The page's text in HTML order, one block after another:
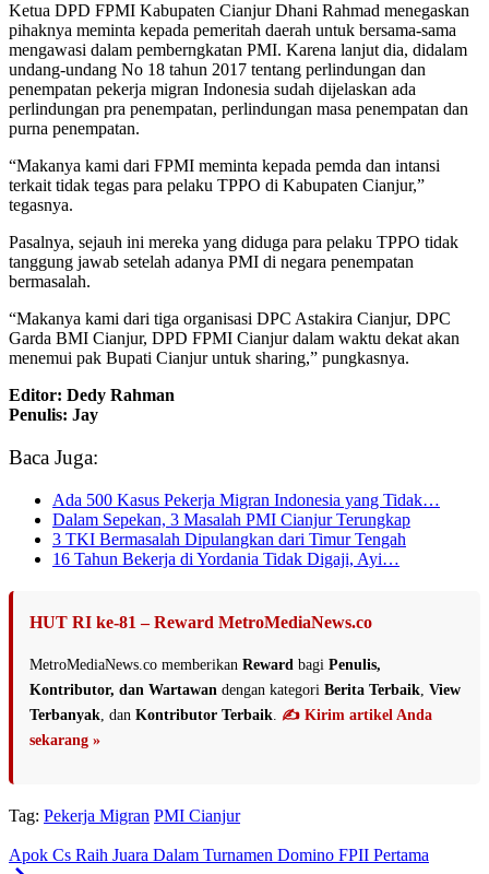
Ketua DPD FPMI Kabupaten Cianjur Dhani Rahmad menegaskan
pihaknya meminta kepada pemeritah daerah untuk bersama-sama
mengawasi dalam pemberngkatan PMI. Karena lanjut dia, didalam
undang-undang No 18 tahun 2017 tentang perlindungan dan
penempatan pekerja migran Indonesia sudah dijelaskan ada
perlindungan pra penempatan, perlindungan masa penempatan dan
purna penempatan.
“Makanya kami dari FPMI meminta kepada pemda dan intansi
terkait tidak tegas para pelaku TPPO di Kabupaten Cianjur,”
tegasnya.
Pasalnya, sejauh ini mereka yang diduga para pelaku TPPO tidak
tanggung jawab setelah adanya PMI di negara penempatan
bermasalah.
“Makanya kami dari tiga organisasi DPC Astakira Cianjur, DPC
Garda BMI Cianjur, DPD FPMI Cianjur dalam waktu dekat akan
menemui pak Bupati Cianjur untuk sharing,” pungkasnya.
Editor: Dedy Rahman
Penulis: Jay
Baca Juga:
Ada 500 Kasus Pekerja Migran Indonesia yang Tidak…
Dalam Sepekan, 3 Masalah PMI Cianjur Terungkap
3 TKI Bermasalah Dipulangkan dari Timur Tengah
16 Tahun Bekerja di Yordania Tidak Digaji, Ayi…
HUT RI ke-81 – Reward MetroMediaNews.co
MetroMediaNews.co memberikan Reward bagi Penulis,
Kontributor, dan Wartawan dengan kategori Berita Terbaik View
Terbanyak , dan Kontributor Terbaik ✍️ Kirim artikel Anda
sekarang »
Tag: Pekerja Migran PMI Cianjur
Apok Cs Raih Juara Dalam Turnamen Domino FPII Pertama